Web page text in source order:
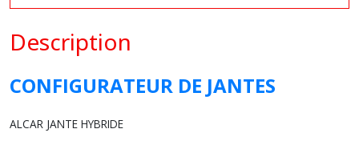
Description
CONFIGURATEUR DE JANTES
ALCAR JANTE HYBRIDE